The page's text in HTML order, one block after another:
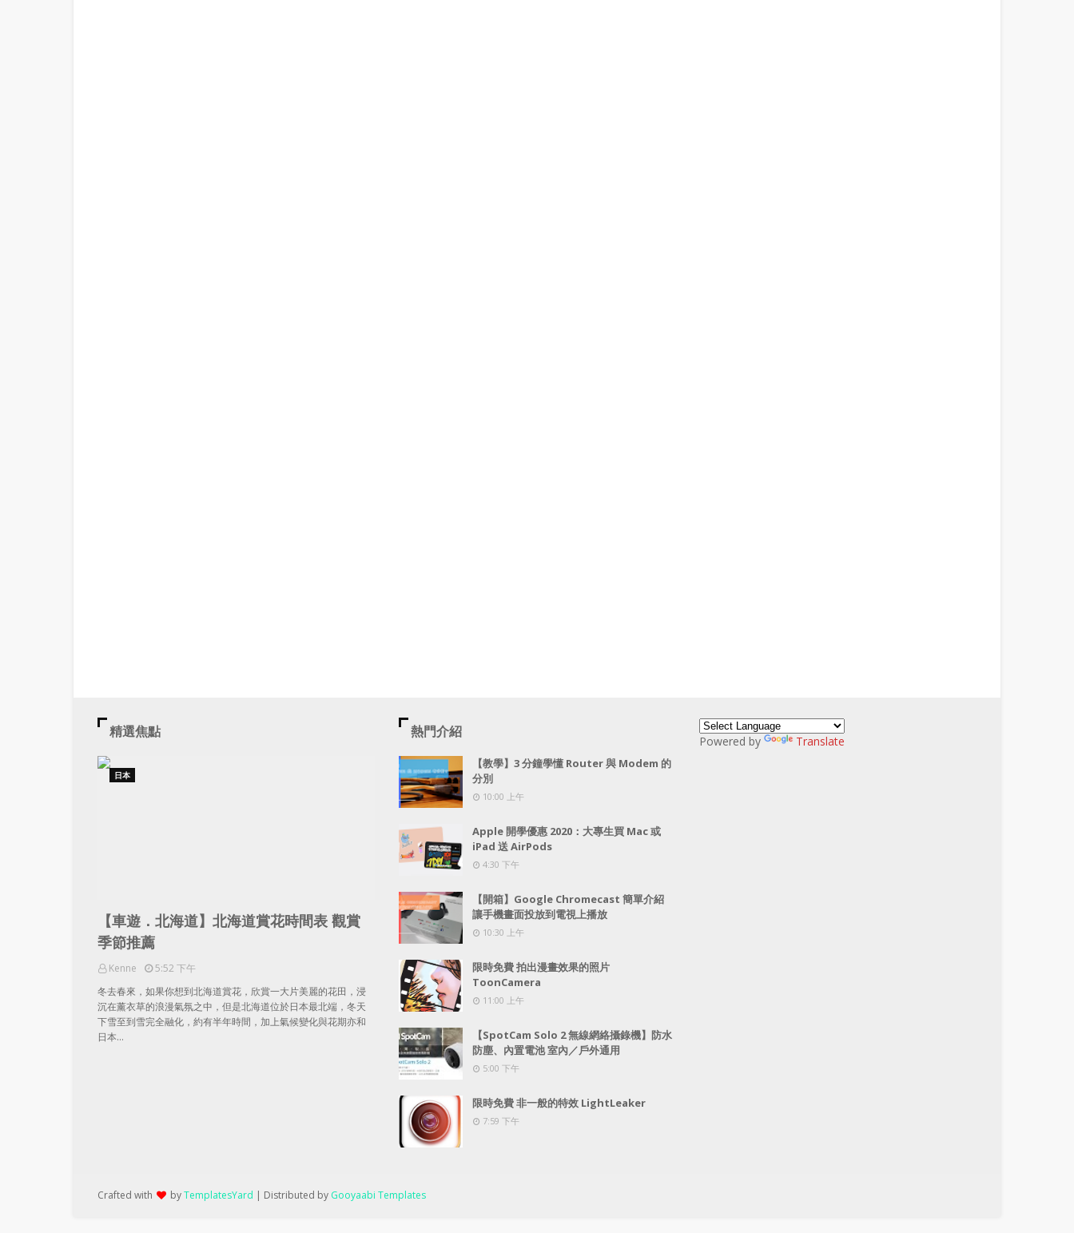
精選焦點
日本
【車遊．北海道】北海道賞花時間表 觀賞
季節推薦
Kenne
5:52 下午
冬去春來，如果你想到北海道賞花，欣賞一大片美麗的花田，浸
沉在薰衣草的浪漫氣氛之中，但是北海道位於日本最北端，冬天
下雪至到雪完全融化，約有半年時間，加上氣候變化與花期亦和
日本…
熱門介紹
【教學】3 分鐘學懂 Router 與 Modem 的
分別
10:00 上午
Apple 開學優惠 2020：大專生買 Mac 或
iPad 送 AirPods
4:30 下午
【開箱】Google Chromecast 簡單介紹
讓手機畫面投放到電視上播放
10:30 上午
限時免費 拍出漫畫效果的照片
ToonCamera
11:00 上午
【SpotCam Solo 2 無線網絡攝錄機】防水
防塵、內置電池 室內／戶外通用
5:00 下午
限時免費 非一般的特效 LightLeaker
7:59 下午
Powered by Translate
Crafted with byTemplatesYard | Distributed by Gooyaabi Templates